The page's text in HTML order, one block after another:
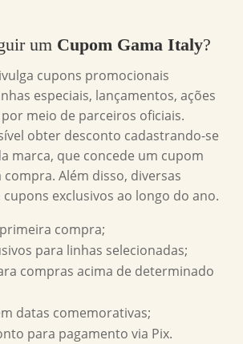
um Cupom Gama Italy?
cupons promocionais
especiais, lançamentos, ações
meio de parceiros oficiais.
obter desconto cadastrando-se
marca, que concede um cupom
Além disso, diversas
exclusivos ao longo do ano.
compra;
para linhas selecionadas;
compras acima de determinado
datas comemorativas;
para pagamento via Pix.